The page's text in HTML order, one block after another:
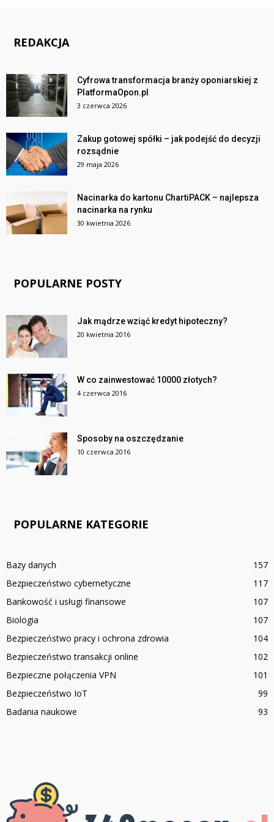
REDAKCJA
Cyfrowa transformacja branży oponiarskiej z
PlatformaOpon.pl
3 czerwca 2026
Zakup gotowej spółki – jak podejść do decyzji
rozsądnie
29 maja 2026
Nacinarka do kartonu ChartiPACK – najlepsza
nacinarka na rynku
30 kwietnia 2026
POPULARNE POSTY
Jak mądrze wziąć kredyt hipoteczny?
20 kwietnia 2016
W co zainwestować 10000 złotych?
4 czerwca 2016
Sposoby na oszczędzanie
10 czerwca 2016
POPULARNE KATEGORIE
Bazy danych
157
Bezpieczeństwo cybernetyczne
117
Bankowość i usługi finansowe
107
Biologia
107
Bezpieczeństwo pracy i ochrona zdrowia
104
Bezpieczeństwo transakcji online
102
Bezpieczne połączenia VPN
101
Bezpieczeństwo IoT
99
Badania naukowe
93